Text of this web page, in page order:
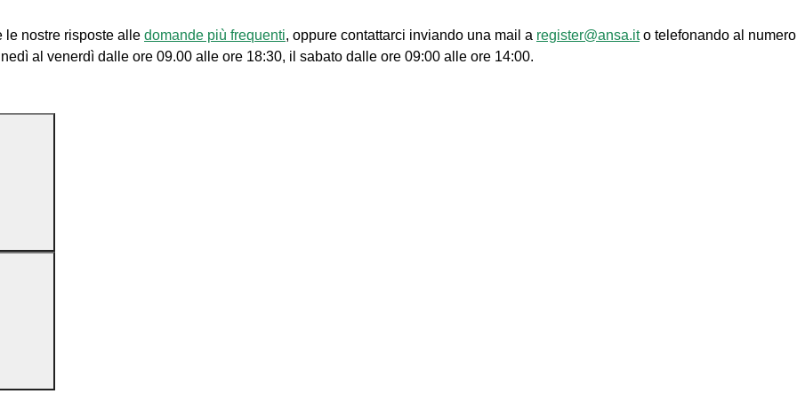
le nostre risposte alle domande più frequenti, oppure contattarci inviando una mail a register@ansa.ito telefonando al numero
al venerdì dalle ore 09.00 alle ore 18:30, il sabato dalle ore 09:00 alle ore 14:00.